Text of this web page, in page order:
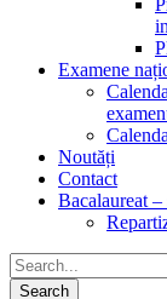
Examene
Noutăți
Contact
Bacalaureat –